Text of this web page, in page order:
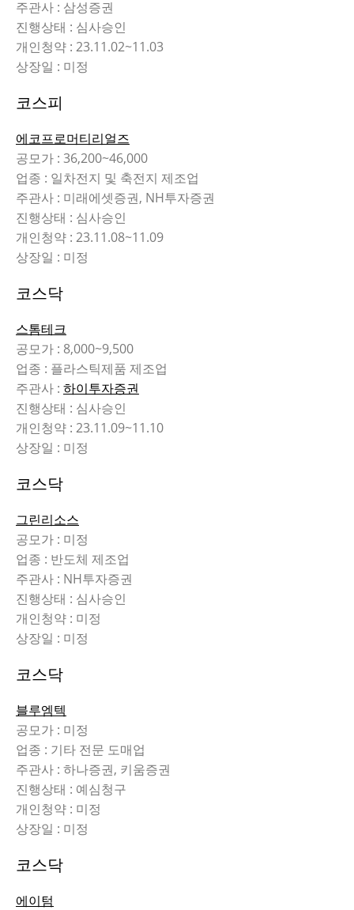
주관사 : 삼성증권
진행상태 : 심사승인
개인청약 : 23.11.02~11.03
상장일 : 미정
코스피
에코프로머티리얼즈
공모가 : 36,200~46,000
업종 : 일차전지 및 축전지 제조업
주관사 : 미래에셋증권, NH투자증권
진행상태 : 심사승인
개인청약 : 23.11.08~11.09
상장일 : 미정
코스닥
스톰테크
공모가 : 8,000~9,500
업종 : 플라스틱제품 제조업
주관사 : 하이투자증권
진행상태 : 심사승인
개인청약 : 23.11.09~11.10
상장일 : 미정
코스닥
그린리소스
공모가 : 미정
업종 : 반도체 제조업
주관사 : NH투자증권
진행상태 : 심사승인
개인청약 : 미정
상장일 : 미정
코스닥
블루엠텍
공모가 : 미정
업종 : 기타 전문 도매업
주관사 : 하나증권, 키움증권
진행상태 : 예심청구
개인청약 : 미정
상장일 : 미정
코스닥
에이텀